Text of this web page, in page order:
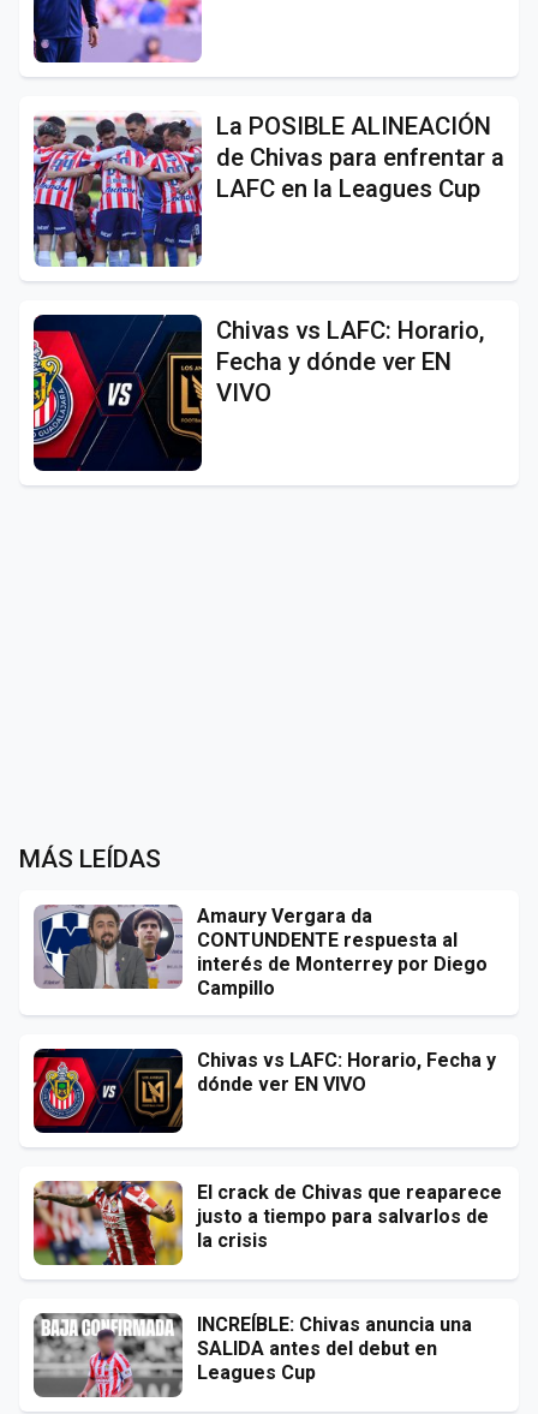
La POSIBLE ALINEACIÓN
de Chivas para enfrentar a
LAFC en la Leagues Cup
Chivas vs LAFC: Horario,
Fecha y dónde ver EN
VIVO
MÁS LEÍDAS
Amaury Vergara da
CONTUNDENTE respuesta al
interés de Monterrey por Diego
Campillo
Chivas vs LAFC: Horario, Fecha y
dónde ver EN VIVO
El crack de Chivas que reaparece
justo a tiempo para salvarlos de
la crisis
INCREÍBLE: Chivas anuncia una
SALIDA antes del debut en
Leagues Cup